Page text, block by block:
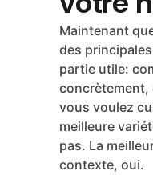
supermarché.
votre
votre
Maintenant